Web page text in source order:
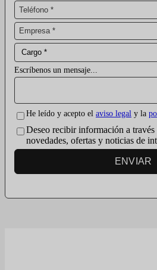
Escríbenos un mensaje...
He leído y acepto el aviso legal y la
Deseo recibir información a través
novedades, ofertas y noticias de
ENVIAR